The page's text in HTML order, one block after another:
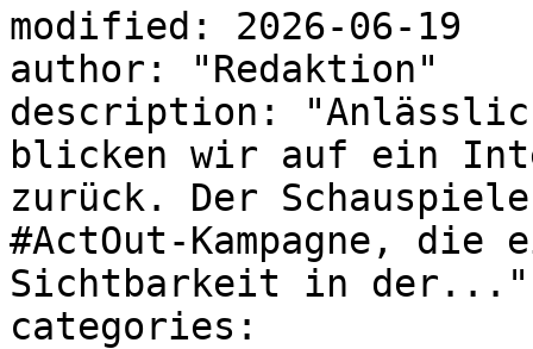
modified: 2026-06-19
author: "Redaktion"
description:
blicken wir auf ein
zurück. Der
#ActOut-Kampagne,
Sichtbarkeit in der..."
categories: